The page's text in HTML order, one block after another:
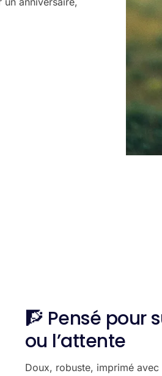
🧗 Pensé pour
ou l’attente
Doux, robuste, imprimé